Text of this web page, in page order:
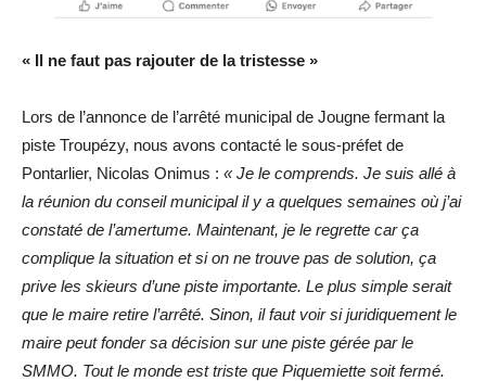
« Il ne faut pas rajouter de la tristesse »
Lors de l’annonce de l’arrêté municipal de Jougne fermant la
piste Troupézy, nous avons contacté le sous-préfet de
Pontarlier, Nicolas Onimus : « Je le comprends. Je suis allé à
la réunion du conseil municipal il y a quelques semaines où j’ai
constaté de l’amertume. Maintenant, je le regrette car ça
complique la situation et si on ne trouve pas de solution, ça
prive les skieurs d’une piste importante. Le plus simple serait
que le maire retire l’arrêté. Sinon, il faut voir si juridiquement le
maire peut fonder sa décision sur une piste gérée par le
SMMO. Tout le monde est triste que Piquemiette soit fermé.